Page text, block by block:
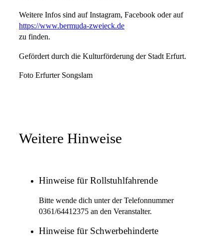
Weitere Infos sind auf Instagram, Facebook oder auf
https://www.bermuda-zweieck.de
zu finden.
Gefördert durch die Kulturförderung der Stadt Erfurt.
Foto Erfurter Songslam
Weitere Hinweise
Hinweise für Rollstuhlfahrende
Bitte wende dich unter der Telefonnummer
0361/64412375 an den Veranstalter.
Hinweise für Schwerbehinderte